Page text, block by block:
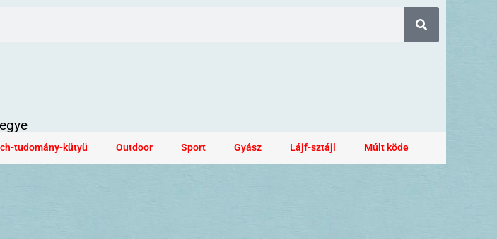
tudomány-kütyü Outdoor Sport Gyász Lájf-sztájl Múlt köde